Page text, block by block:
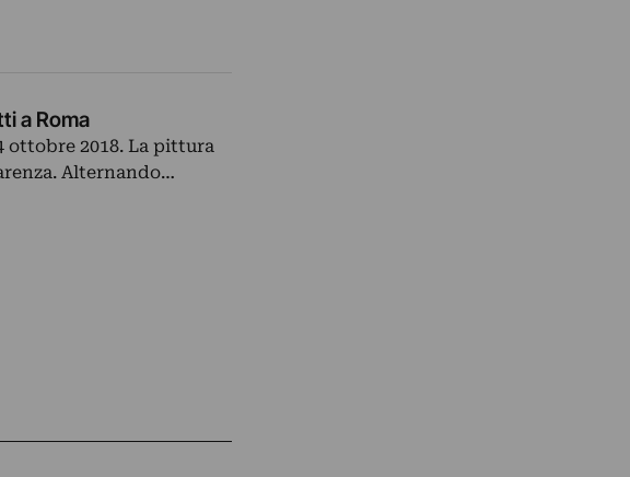
a Roma
ottobre 2018. La pittura
Alternando…